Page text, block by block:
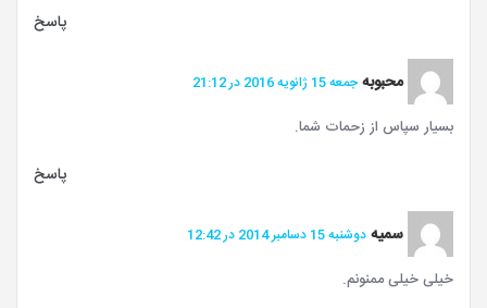
پاسخ
محبوبه جمعه 15 ژانویه 2016 در 21:12
بسیار سپاس از زحمات شما.
پاسخ
سمیه دوشنبه 15 دسامبر 2014 در 12:42
خیلی خیلی ممنونم.